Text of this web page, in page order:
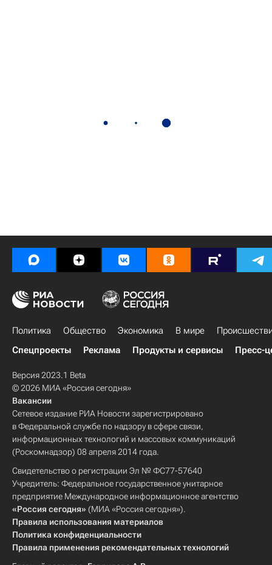
Политика Общество Экономика В мире
Спецпроекты
Реклама Продукты и сервисы Пресс-
Версия 2023.1 Beta
© 2026 МИА «Россия сегодня»
Вакансии
Сетевое издание РИА Новости зарегистрировано
в Федеральной службе по надзору в сфере связи,
информационных технологий и массовых коммуникаций
(Роскомнадзор) 08 апреля 2014 года.
Свидетельство о регистрации Эл № ФС77-57640
Учредитель: Федеральное государственное унитарное
предприятие Международное информационное агентство
«Россия сегодня» (МИА «Россия сегодня»).
Правила использования материалов
Политика конфиденциальности
Правила применения рекомендательных технологий